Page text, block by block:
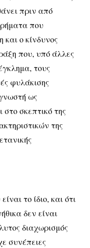
πριν από
που
ο κίνδυνος
που, υπό άλλες
τους
φυλάκισης
ως
στο σκεπτικό της
της
το ίδιο, και ότι
δεν είναι
διαχωρισμός
συνέπειες